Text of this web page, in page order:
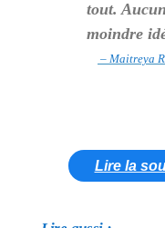
tout.
moindre
– Maitreya
Lire la